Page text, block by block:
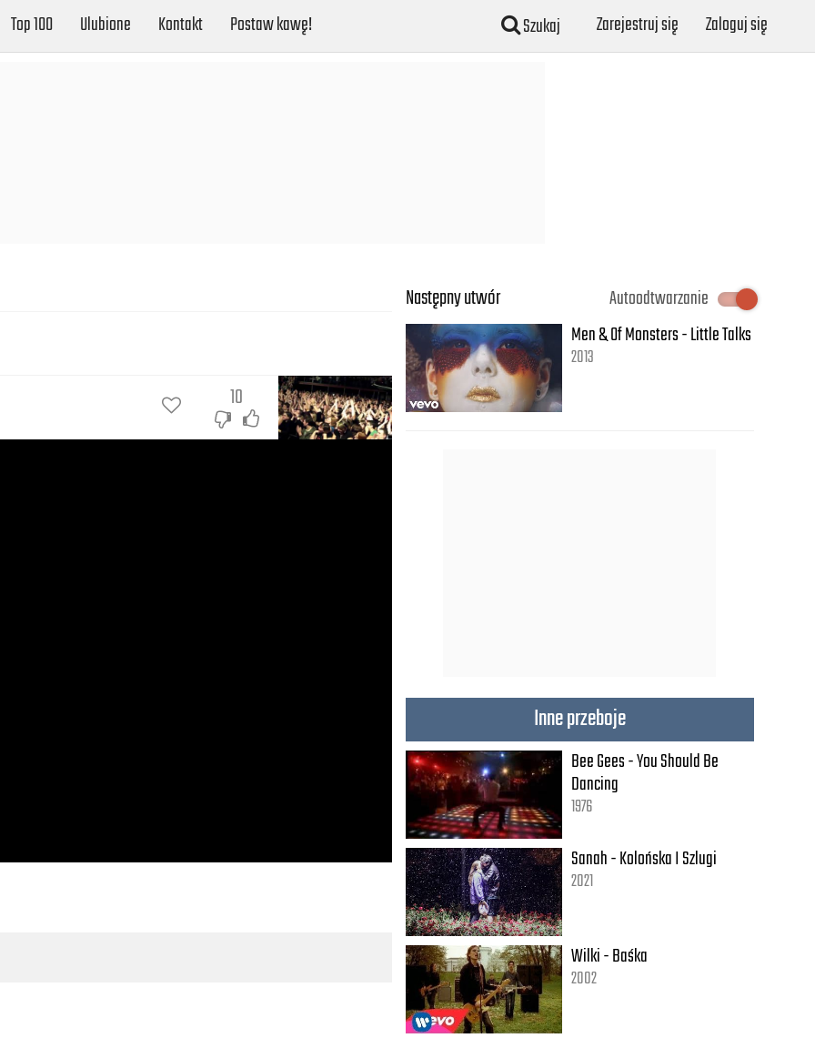
Top 100 Ulubione Kontakt Postaw kawę! Szukaj Zarejestruj się Zaloguj się
10
Następny utwór
Autoodtwarzanie
Men & Of Monsters - Little Talks
2013
Inne przeboje
Bee Gees - You Should Be
Dancing
1976
Sanah - Kolońska I Szlugi
2021
Wilki - Baśka
2002